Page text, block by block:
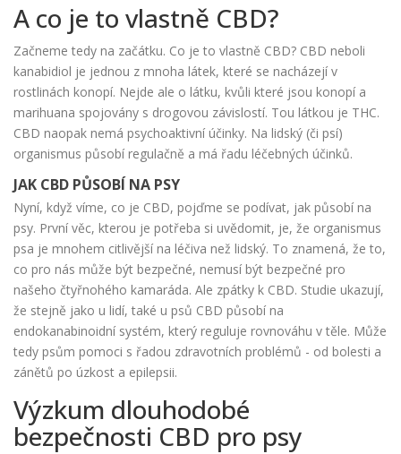
A co je to vlastně CBD?
Začneme tedy na začátku. Co je to vlastně CBD? CBD neboli
kanabidiol je jednou z mnoha látek, které se nacházejí v
rostlinách konopí. Nejde ale o látku, kvůli které jsou konopí a
marihuana spojovány s drogovou závislostí. Tou látkou je THC.
CBD naopak nemá psychoaktivní účinky. Na lidský (či psí)
organismus působí regulačně a má řadu léčebných účinků.
JAK CBD PŮSOBÍ NA PSY
Nyní, když víme, co je CBD, pojďme se podívat, jak působí na
psy. První věc, kterou je potřeba si uvědomit, je, že organismus
psa je mnohem citlivější na léčiva než lidský. To znamená, že to,
co pro nás může být bezpečné, nemusí být bezpečné pro
našeho čtyřnohého kamaráda. Ale zpátky k CBD. Studie ukazují,
že stejně jako u lidí, také u psů CBD působí na
endokanabinoidní systém, který reguluje rovnováhu v těle. Může
tedy psům pomoci s řadou zdravotních problémů - od bolesti a
zánětů po úzkost a epilepsii.
Výzkum dlouhodobé
bezpečnosti CBD pro psy